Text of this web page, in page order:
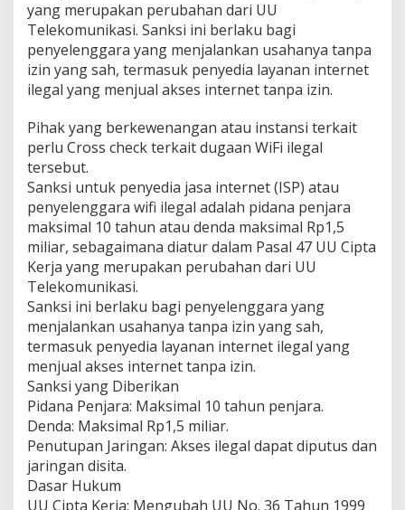
yang merupakan perubahan dari UU
Telekomunikasi. Sanksi ini berlaku bagi
penyelenggara yang menjalankan usahanya tanpa
izin yang sah, termasuk penyedia layanan internet
ilegal yang menjual akses internet tanpa izin.
Pihak yang berkewenangan atau instansi terkait
perlu Cross check terkait dugaan WiFi ilegal
tersebut.
Sanksi untuk penyedia jasa internet (ISP) atau
penyelenggara wifi ilegal adalah pidana penjara
maksimal 10 tahun atau denda maksimal Rp1,5
miliar, sebagaimana diatur dalam Pasal 47 UU Cipta
Kerja yang merupakan perubahan dari UU
Telekomunikasi.
Sanksi ini berlaku bagi penyelenggara yang
menjalankan usahanya tanpa izin yang sah,
termasuk penyedia layanan internet ilegal yang
menjual akses internet tanpa izin.
Sanksi yang Diberikan
Pidana Penjara: Maksimal 10 tahun penjara.
Denda: Maksimal Rp1,5 miliar.
Penutupan Jaringan: Akses ilegal dapat diputus dan
jaringan disita.
Dasar Hukum
UU Cipta Kerja: Mengubah UU No. 36 Tahun 1999